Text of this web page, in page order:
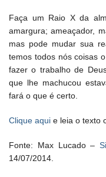
Faça um Raio X da
amargura; ameaçador,
mas pode mudar sua
temos todos nós coisas
fazer o trabalho de
que lhe machucou
fará o que é certo.
Clique aqui e leia o texto
Fonte: Max Lucado –
14/07/2014.